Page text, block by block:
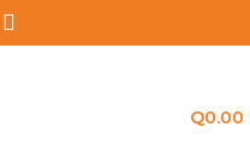
Q0.00